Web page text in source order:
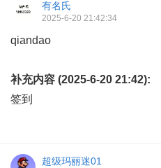
有名氏
2025-6-20 21:42:34
qiandao
补充内容 (2025-6-20 21:42):
签到
超级玛丽迷01